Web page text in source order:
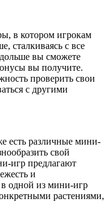
в котором игрокам
сталкиваясь с все
вы сможете
вы получите.
проверить свои
с другими
есть различные мини-
свой
игр предлагают
и
в одной из мини-игр
растениями,